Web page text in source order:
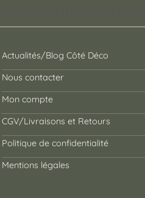
Actualités/Blog Côté Déco
Nous contacter
Mon compte
CGV/Livraisons et Retours
Politique de confidentialité
Mentions légales